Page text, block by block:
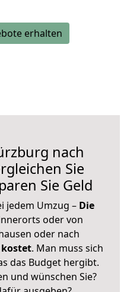
erhalten
nach
Sie
Sie Geld
jedem Umzug – Die
oder von
oder nach
. Man muss sich
das Budget hergibt.
und wünschen Sie?